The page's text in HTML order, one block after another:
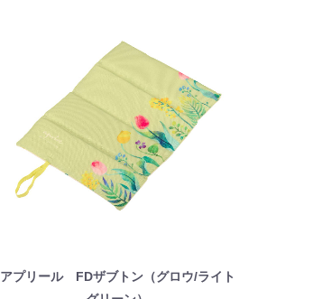
アプリール FDザブトン（グロウ/ライト